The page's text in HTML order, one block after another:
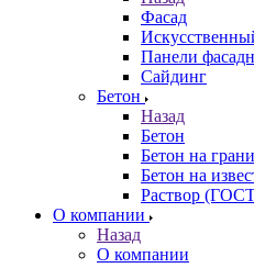
Фасад
Панели
Сайдинг
Бетон
Назад
Бетон
Бетон на
Бетон на
Раствор
О компании
Назад
О компании